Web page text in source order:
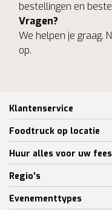
bestellingen en
Vragen?
We helpen je graag.
op.
Klantenservice
Foodtruck op locatie
Huur alles voor uw
Regio's
Evenementtypes